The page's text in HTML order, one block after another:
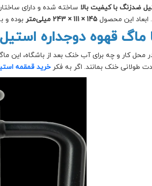
ضدزنگ با کیفیت بالا ساخته شده و دارای
این محصول 145 × 111 × 243 میلی‌متر بوده و
ماگ قهوه دوجداره استیل
محل کار و چه برای آب خنک بعد از باشگاه،
طولانی خنک بمانند. اگر به فکر خرید قمقمه